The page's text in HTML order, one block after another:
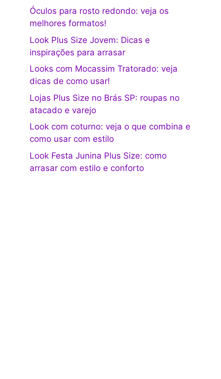
Óculos para rosto redondo: veja os
melhores formatos!
Look Plus Size Jovem: Dicas e
inspirações para arrasar
Looks com Mocassim Tratorado: veja
dicas de como usar!
Lojas Plus Size no Brás SP: roupas no
atacado e varejo
Look com coturno: veja o que combina e
como usar com estilo
Look Festa Junina Plus Size: como
arrasar com estilo e conforto